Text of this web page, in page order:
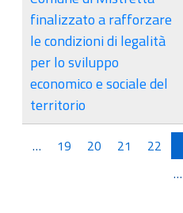
finalizzato a rafforzare
le condizioni di legalità
per lo sviluppo
economico e sociale del
territorio
… 19 20 21 22
…